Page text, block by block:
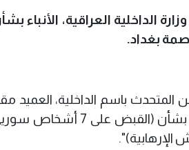
الداخلية العراقية،
بغداد.
المتحدث باسم الداخلية، العميد
أنباء بشأن
الإرهابية)".